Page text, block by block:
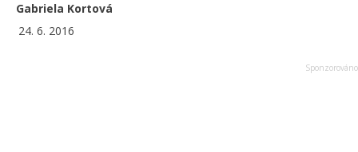
Gabriela Kortová
24. 6. 2016